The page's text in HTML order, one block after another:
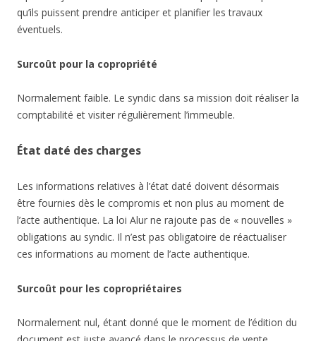
qu’ils puissent prendre anticiper et planifier les travaux
éventuels.
Surcoût pour la copropriété
Normalement faible. Le syndic dans sa mission doit réaliser la
comptabilité et visiter régulièrement l’immeuble.
État daté des charges
Les informations relatives à l’état daté doivent désormais
être fournies dès le compromis et non plus au moment de
l’acte authentique. La loi Alur ne rajoute pas de « nouvelles »
obligations au syndic. Il n’est pas obligatoire de réactualiser
ces informations au moment de l’acte authentique.
Surcoût pour les copropriétaires
Normalement nul, étant donné que le moment de l’édition du